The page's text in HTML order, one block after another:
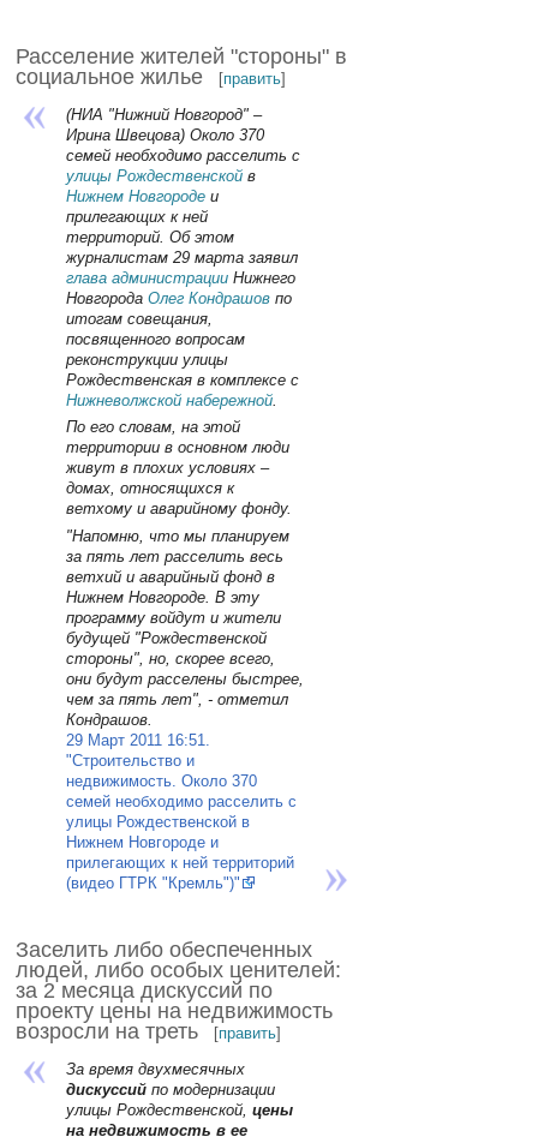
Расселение жителей "стороны" в
социальное жилье
[править]
(НИА "Нижний Новгород" –
Ирина Швецова) Около 370
семей необходимо расселить с
улицы Рождественской в
Нижнем Новгороде и
прилегающих к ней
территорий. Об этом
журналистам 29 марта заявил
глава администрации Нижнего
НовгородаОлег Кондрашов по
итогам совещания,
посвященного вопросам
реконструкции улицы
Рождественская в комплексе с
Нижневолжской набережной
По его словам, на этой
территории в основном люди
живут в плохих условиях –
домах, относящихся к
ветхому и аварийному фонду.
"Напомню, что мы планируем
за пять лет расселить весь
ветхий и аварийный фонд в
Нижнем Новгороде. В эту
программу войдут и жители
будущей "Рождественской
стороны", но, скорее всего,
они будут расселены быстрее,
чем за пять лет", - отметил
Кондрашов.
29 Март 2011 16:51.
"Строительство и
недвижимость. Около 370
семей необходимо расселить с
улицы Рождественской в
Нижнем Новгороде и
прилегающих к ней территорий
(видео ГТРК "Кремль")"
Заселить либо обеспеченных
людей, либо особых ценителей:
за 2 месяца дискуссий по
проекту цены на недвижимость
возросли на треть
[править]
За время двухмесячных
дискуссий по модернизации
улицы Рождественской,цены
на недвижимость в ее